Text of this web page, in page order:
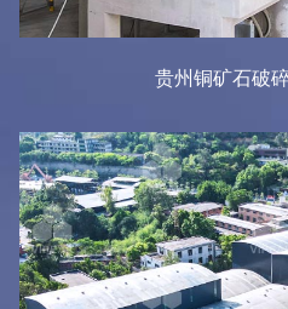
贵州铜矿石破